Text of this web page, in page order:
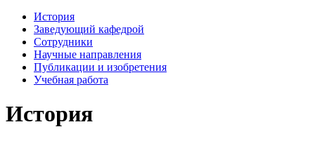
История
Заведующий кафедрой
Сотрудники
Научные направления
Публикации и изобретения
Учебная работа
История